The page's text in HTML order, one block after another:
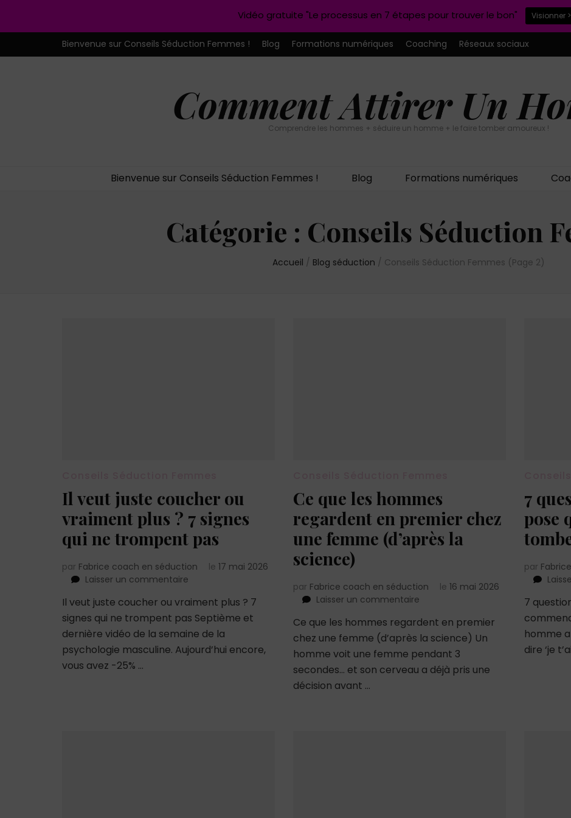
Bienvenue sur Conseils Séduction Femmes ! Blog Formations numériques Coaching Réseaux sociaux
Comment Attirer Un
Comprendre les hommes + séduire un homme + le faire tomber amoureux !
Bienvenue sur Conseils Séduction Femmes ! Blog Formations numériques
Catégorie : Conseils Séduction
Accueil / Blog séduction / Conseils Séduction Femmes (Page 2)
Il veut juste coucher ou
vraiment plus ? 7 signes
qui ne trompent pas
par Fabrice coach en séduction le 17 mai 2026
Laisser un commentaire
veut
juste
coucher
ou
vraiment
Il veut juste coucher ou vraiment plus ? 7
signes qui ne trompent pas Septième et
dernière vidéo de la semaine de la
psychologie masculine. Aujourd’hui encore,
vous avez -25% …
Ce que les hommes
regardent en premier chez
une femme (d’après la
science)
par Fabrice coach en séduction le 16 mai 2026
Laisser un commentairesur
que
les
hommes
regardent
en
Ce que les hommes regardent en premier
chez une femme (d’après la science) Un
homme voit une femme pendant 3
secondes… et son cerveau a déjà pris une
décision avant …
7
pose
par
7
homme
dire ‘je
Vidéo gratuite "Le processus en 7 étapes pour trouver le bon" Visionner